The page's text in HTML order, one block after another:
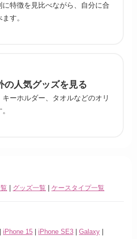
に特徴を見比べながら、自分に合
す。
の人気グッズを見る
ーホルダー、タオルなどのオリ
| グッズ一覧 | ケースタイプ一覧
| iPhone 15 | iPhone SE3 | Galaxy |